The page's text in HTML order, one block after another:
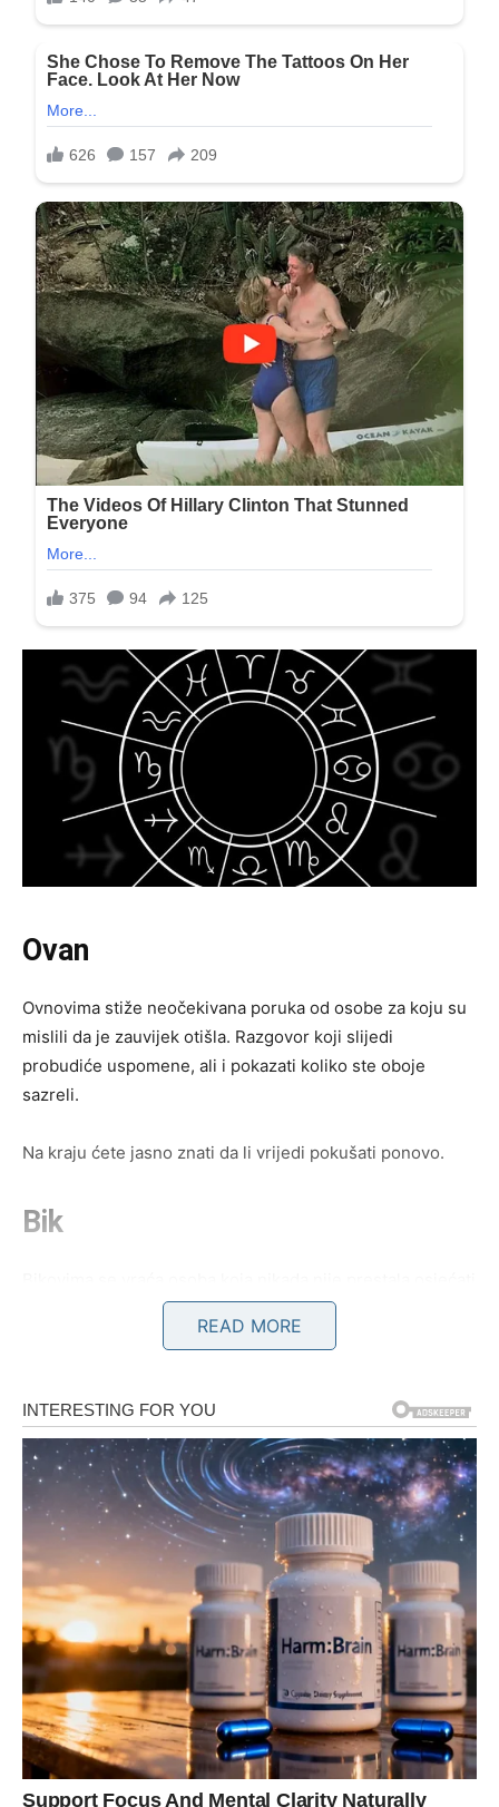
Ovan
Ovnovima stiže neočekivana poruka od osobe za koju su
mislili da je zauvijek otišla. Razgovor koji slijedi
probudiće uspomene, ali i pokazati koliko ste oboje
sazreli.
Na kraju ćete jasno znati da li vrijedi pokušati ponovo.
Bik
ono što je nekada postojalo između vas. Ovog puta dolazi
bez ponosa i sa iskrenom željom da ispravi stare greške.
Ako poslušate svoje srce, mogli biste započeti mnogo
ljepšu ljubavnu priču nego što ste ikada imali.
Blizanci
Blizanci će biti iznenađeni pozivom ili porukom koja
dolazi iz prošlosti. Iako će vas emocije nakratko
preplaviti, shvatićete da sada mnogo jasnije vidite šta
zaista želite.
Ne žurite sa odlukama – vrijeme će pokazati pravi put.
Rak
READ MORE